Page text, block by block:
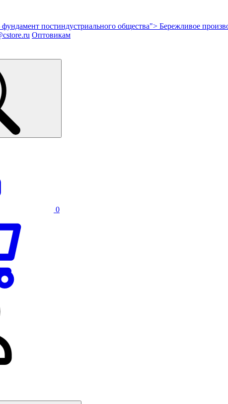
постиндустриального общества"> Бережливое
Оптовикам
0